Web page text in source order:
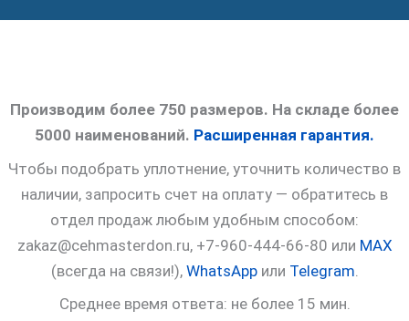
Производим более 750 размеров. На складе более
5000 наименований. Расширенная гарантия.
Чтобы подобрать уплотнение, уточнить количество в
наличии, запросить счет на оплату — обратитесь в
отдел продаж любым удобным способом:
zakaz@cehmasterdon.ru, +7-960-444-66-80 или MAX
(всегда на связи!), WhatsAppили Telegram
Среднее время ответа: не более 15 мин.